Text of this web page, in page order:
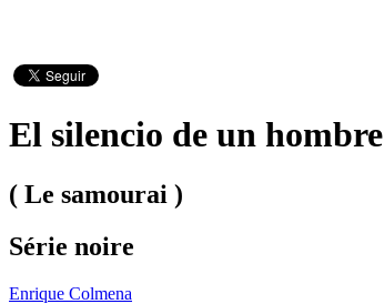
El silencio de un hombre
( Le samourai )
Série noire
Enrique Colmena